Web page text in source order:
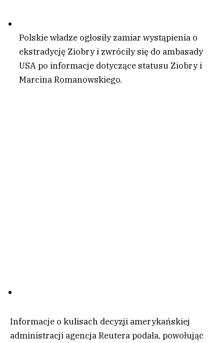
Polskie władze ogłosiły zamiar wystąpienia o
ekstradycję Ziobry i zwróciły się do ambasady
USA po informacje dotyczące statusu Ziobry i
Marcina Romanowskiego.
Informacje o kulisach decyzji amerykańskiej
administracji agencja Reutera podała, powołując